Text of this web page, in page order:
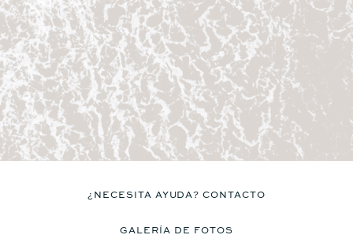
¿NECESITA AYUDA? CONTACTO
GALERÍA DE FOTOS